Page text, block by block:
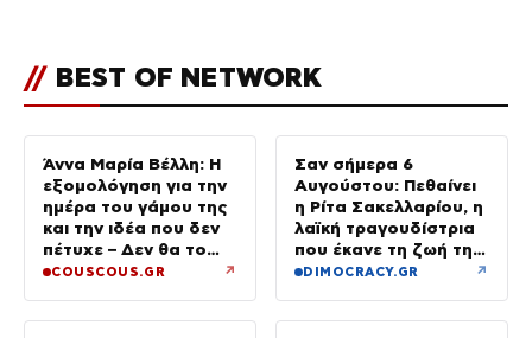
// BEST OF NETWORK
Άννα Μαρία Βέλλη: Η
εξομολόγηση για την
ημέρα του γάμου της
και την ιδέα που δεν
πέτυχε – Δεν θα το
ξαναέκανα
COUSCOUS.GR ↗
Σαν σήμερα 6
Αυγούστου: Πεθαίνει
η Ρίτα Σακελλαρίου, η
λαϊκή τραγουδίστρια
που έκανε τη ζωή της
τραγούδι
DIMOCRACY.GR ↗